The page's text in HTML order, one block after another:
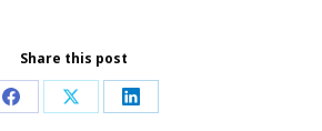
Share this post
Share Share Share